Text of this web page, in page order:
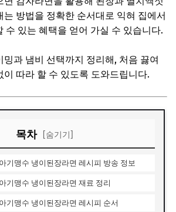
는 방법을 정확한 순서대로 익혀 집에서
수 있는 혜택을 얻어 가실 수 있습니다.
밍과 냄비 선택까지 정리해, 처음 끓여
이 따라 할 수 있도록 도와드립니다.
목차 [숨기기]
기맹수 냉이된장라면 레시피 방송 정보
기맹수 냉이된장라면 재료 정리
기맹수 냉이된장라면 레시피 순서